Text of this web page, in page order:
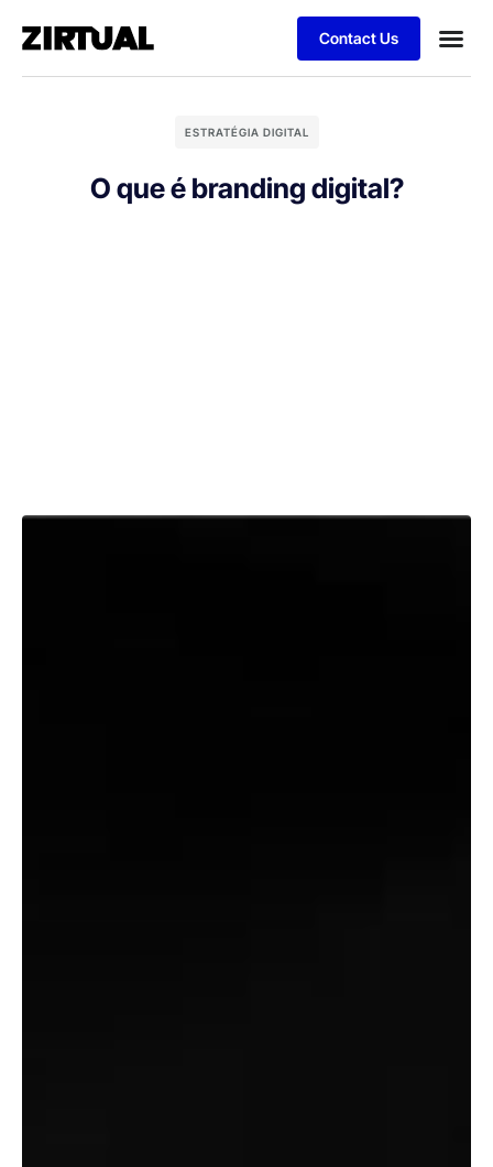
Contact Us
ESTRATÉGIA DIGITAL
O que é branding digital?